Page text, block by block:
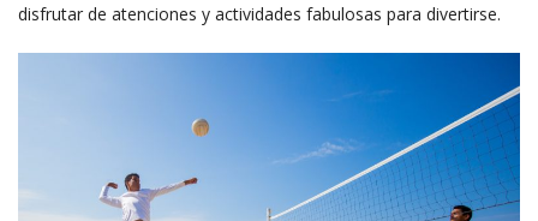
disfrutar de atenciones y actividades fabulosas para divertirse.